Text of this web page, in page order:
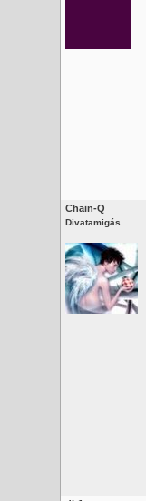
Chain-Q
Divatamigás